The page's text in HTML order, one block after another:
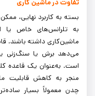
تفاوت در ماشین کاری
بسته به کاربرد نهایی،
به تلرانس‌های خاص یا
ماشین‌کاری داشته باشند.
می‌دهد برش یا
است. به‌عنوان یک قاعده
منجر به کاهش قابلیت
چدن معمولاً بسیار